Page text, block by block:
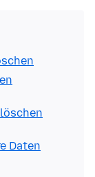
Daten